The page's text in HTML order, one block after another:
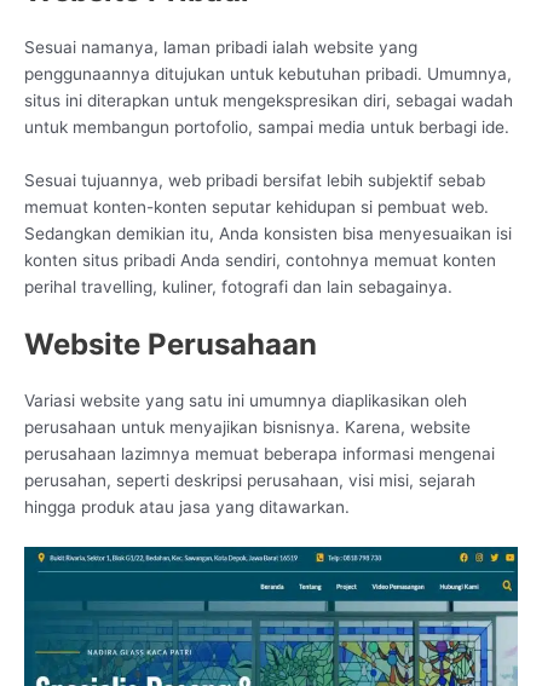
Sesuai namanya, laman pribadi ialah website yang
penggunaannya ditujukan untuk kebutuhan pribadi. Umumnya,
situs ini diterapkan untuk mengekspresikan diri, sebagai wadah
untuk membangun portofolio, sampai media untuk berbagi ide.
Sesuai tujuannya, web pribadi bersifat lebih subjektif sebab
memuat konten-konten seputar kehidupan si pembuat web.
Sedangkan demikian itu, Anda konsisten bisa menyesuaikan isi
konten situs pribadi Anda sendiri, contohnya memuat konten
perihal travelling, kuliner, fotografi dan lain sebagainya.
Website Perusahaan
Variasi website yang satu ini umumnya diaplikasikan oleh
perusahaan untuk menyajikan bisnisnya. Karena, website
perusahaan lazimnya memuat beberapa informasi mengenai
perusahan, seperti deskripsi perusahaan, visi misi, sejarah
hingga produk atau jasa yang ditawarkan.